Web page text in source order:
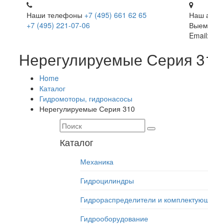
Наши телефоны +7 (495) 661 62 65
+7 (495) 221-07-06
Наш
Email:
Нерегулируемые Серия
Home
Каталог
Гидромоторы, гидронасосы
Нерегулируемые Серия 310
Каталог
Механика
Гидроцилиндры
Гидрораспределители и
Гидрооборудование